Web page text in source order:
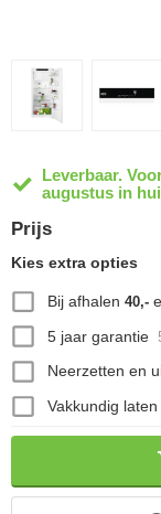
Leverbaar.
augustus in
Prijs
Kies extra opties
Bij afhalen 40,-
5 jaar garantie
Neerzetten en
Vakkundig